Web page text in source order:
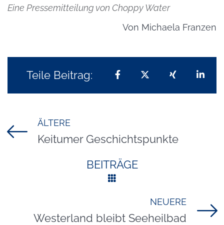
Eine Pressemitteilung von Choppy Water
Von Michaela Franzen
Teile Beitrag: Teilen auf Facebook
Teilen auf X
Teilen auf
ÄLTERE
Titel für Beitrag
Keitumer Geschichtspunkte
BEITRÄGE
NEUERE
Titel für Beitrag
Westerland bleibt Seeheilbad